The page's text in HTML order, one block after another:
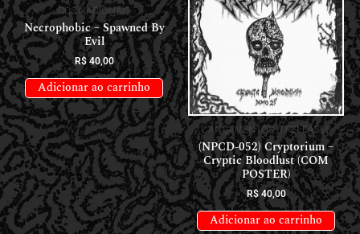
CDS NACIONAIS
Necrophobic – Spawned By
Evil
R$40,00
Adicionar ao carrinho
LANÇAMENTOS // RELEASES
(NPCD-052) Cryptorium –
Cryptic Bloodlust (COM
POSTER)
R$40,00
Adicionar ao carrinho